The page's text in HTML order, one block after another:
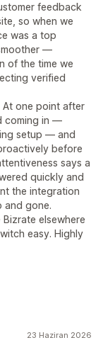
feedback
so when we
was a top
—
of the time we
verified
At one point after
coming in —
setup — and
before
says a
quickly and
the integration
and gone.
elsewhere
easy. Highly
23 Haziran 2026